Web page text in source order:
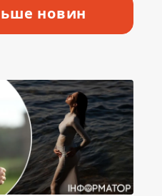
новин